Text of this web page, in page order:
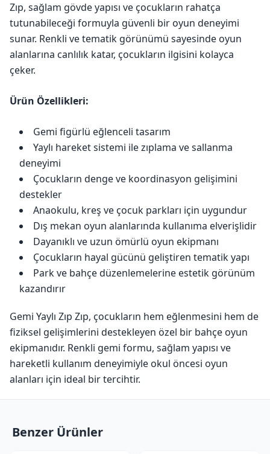
Zıp, sağlam gövde yapısı ve çocukların rahatça
tutunabileceği formuyla güvenli bir oyun deneyimi
sunar. Renkli ve tematik görünümü sayesinde oyun
alanlarına canlılık katar, çocukların ilgisini kolayca
çeker.
Ürün Özellikleri:
Gemi figürlü eğlenceli tasarım
Yaylı hareket sistemi ile zıplama ve sallanma
deneyimi
Çocukların denge ve koordinasyon gelişimini
destekler
Anaokulu, kreş ve çocuk parkları için uygundur
Dış mekan oyun alanlarında kullanıma elverişlidir
Dayanıklı ve uzun ömürlü oyun ekipmanı
Çocukların hayal gücünü geliştiren tematik yapı
Park ve bahçe düzenlemelerine estetik görünüm
kazandırır
Gemi Yaylı Zıp Zıp, çocukların hem eğlenmesini hem de
fiziksel gelişimlerini destekleyen özel bir bahçe oyun
ekipmanıdır. Renkli gemi formu, sağlam yapısı ve
hareketli kullanım deneyimiyle okul öncesi oyun
alanları için ideal bir tercihtir.
Benzer Ürünler